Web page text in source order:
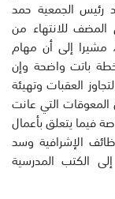
رئيس الجمعية حمد
المضف للانتهاء من
مشيرا إلى أن مهام
باتت واضحة وإن
العقبات وتهيئة
المعوقات التي عانت
فيما يتعلق بأعمال
الإشرافية وسد
الكتب المدرسية